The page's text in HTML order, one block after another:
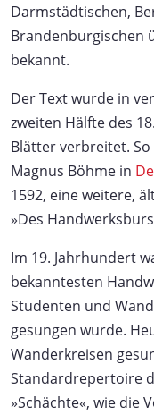
Darmstädtischen,
Brandenburgischen
bekannt.
Der Text wurde in
zweiten Hälfte des
Blätter verbreitet.
Magnus Böhme in
1592, eine weitere,
»Des
Im 19. Jahrhundert
bekanntesten
Studenten und
gesungen wurde.
Wanderkreisen
Standardrepertoire
»Schächte«, wie die